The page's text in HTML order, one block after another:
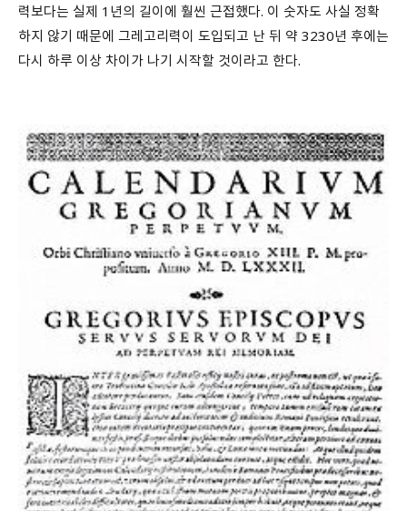
력보다는 실제 1년의 길이에 훨씬 근접했다. 이 숫자도 사실 정확
하지 않기 때문에 그레고리력이 도입되고 난 뒤 약 3230년 후에는
다시 하루 이상 차이가 나기 시작할 것이라고 한다.